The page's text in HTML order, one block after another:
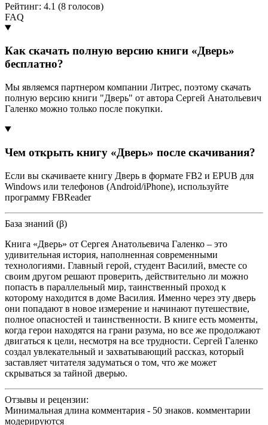
Рейтинг: 4.1 (8 голосов)
FAQ
Как скачать полную версию книги «Дверь»
бесплатно?
Мы являемся партнером компании Литрес, поэтому скачать
полную версию книги "Дверь" от автора Сергей Анатольевич
Галенко можно только после покупки.
Чем открыть книгу «Дверь» после скачивания?
Если вы скачиваете книгу Дверь в формате FB2 и EPUB для
Windows или телефонов (Android/iPhone), используйте
программу FBReader
База знаний (β)
Книга «Дверь» от Сергея Анатольевича Галенко – это
удивительная история, наполненная современными
технологиями. Главный герой, студент Василий, вместе со
своим другом решают проверить, действительно ли можно
попасть в параллельный мир, таинственный проход к
которому находится в доме Василия. Именно через эту дверь
они попадают в новое измерение и начинают путешествие,
полное опасностей и таинственности. В книге есть моменты,
когда герои находятся на грани разума, но все же продолжают
двигаться к цели, несмотря на все трудности. Сергей Галенко
создал увлекательный и захватывающий рассказ, который
заставляет читателя задуматься о том, что же может
скрываться за тайной дверью.
Отзывы и рецензии:
Минимальная длина комментария - 50 знаков. комментарии
модерируются